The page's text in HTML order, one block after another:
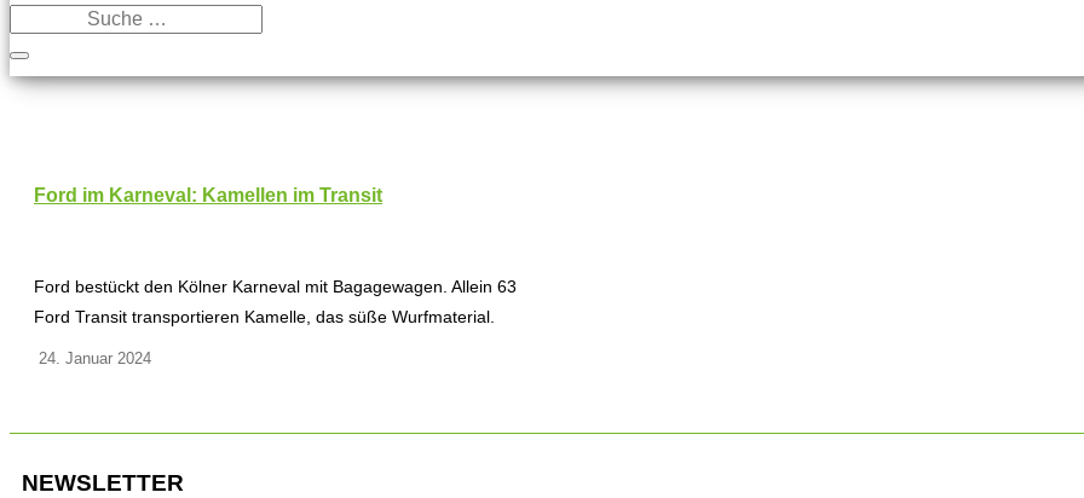
Ford im Karneval: Kamellen im Transit
Ford bestückt den Kölner Karneval mit Bagagewagen. Allein 63
Ford Transit transportieren Kamelle, das süße Wurfmaterial.
24. Januar 2024
NEWSLETTER